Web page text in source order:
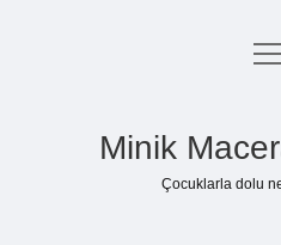
Minik
Çocuklarla dolu